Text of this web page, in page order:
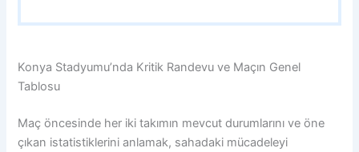
Konya Stadyumu’nda Kritik Randevu ve Maçın Genel
Tablosu
Maç öncesinde her iki takımın mevcut durumlarını ve öne
çıkan istatistiklerini anlamak, sahadaki mücadeleyi